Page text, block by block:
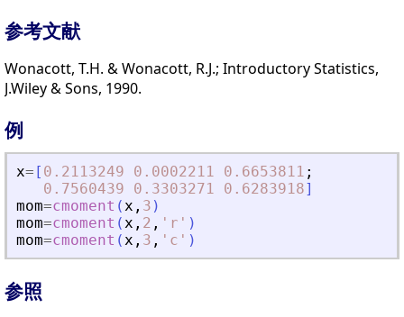
参考文献
Wonacott, T.H. & Wonacott, R.J.; Introductory Statistics,
J.Wiley & Sons, 1990.
例
x= [ 0.2113249 0.0002211 0.6653811 ;
0.7560439
0.3303271 0.6283918]
mom=cmoment (x , 3 )
mom=cmoment (x , 2 , ' r ' )
mom=cmoment (x , 3 , ' c ' )
参照